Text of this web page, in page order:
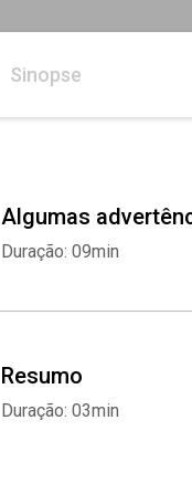
Sinopse
Algumas
Duração: 09min
Resumo
Duração: 03min